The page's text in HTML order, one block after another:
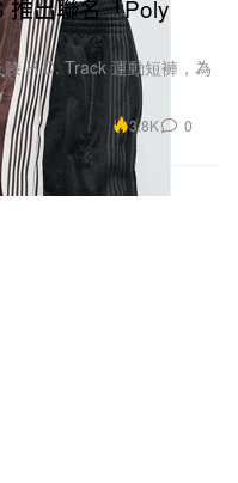
推出聯名「Poly
H.D. Track 運動短褲，為
3.8K 0